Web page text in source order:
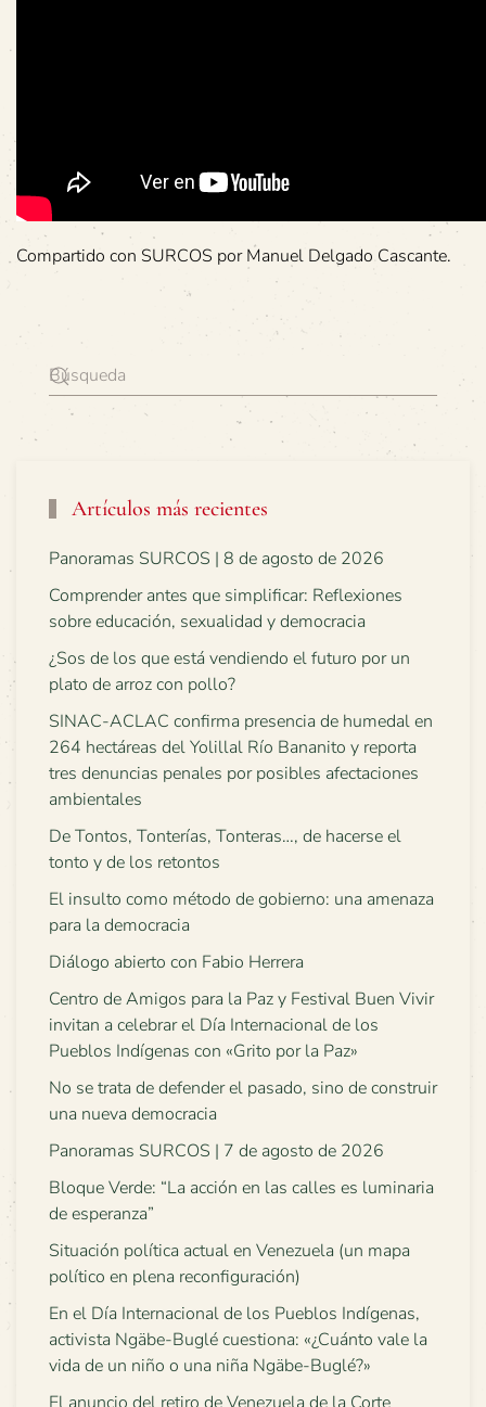
Compartido con SURCOS por Manuel Delgado Cascante.
Artículos más recientes
Panoramas SURCOS | 8 de agosto de 2026
Comprender antes que simplificar: Reflexiones
sobre educación, sexualidad y democracia
¿Sos de los que está vendiendo el futuro por un
plato de arroz con pollo?
SINAC-ACLAC confirma presencia de humedal en
264 hectáreas del Yolillal Río Bananito y reporta
tres denuncias penales por posibles afectaciones
ambientales
De Tontos, Tonterías, Tonteras…, de hacerse el
tonto y de los retontos
El insulto como método de gobierno: una amenaza
para la democracia
Diálogo abierto con Fabio Herrera
Centro de Amigos para la Paz y Festival Buen Vivir
invitan a celebrar el Día Internacional de los
Pueblos Indígenas con «Grito por la Paz»
No se trata de defender el pasado, sino de construir
una nueva democracia
Panoramas SURCOS | 7 de agosto de 2026
Bloque Verde: “La acción en las calles es luminaria
de esperanza”
Situación política actual en Venezuela (un mapa
político en plena reconfiguración)
En el Día Internacional de los Pueblos Indígenas,
activista Ngäbe-Buglé cuestiona: «¿Cuánto vale la
vida de un niño o una niña Ngäbe-Buglé?»